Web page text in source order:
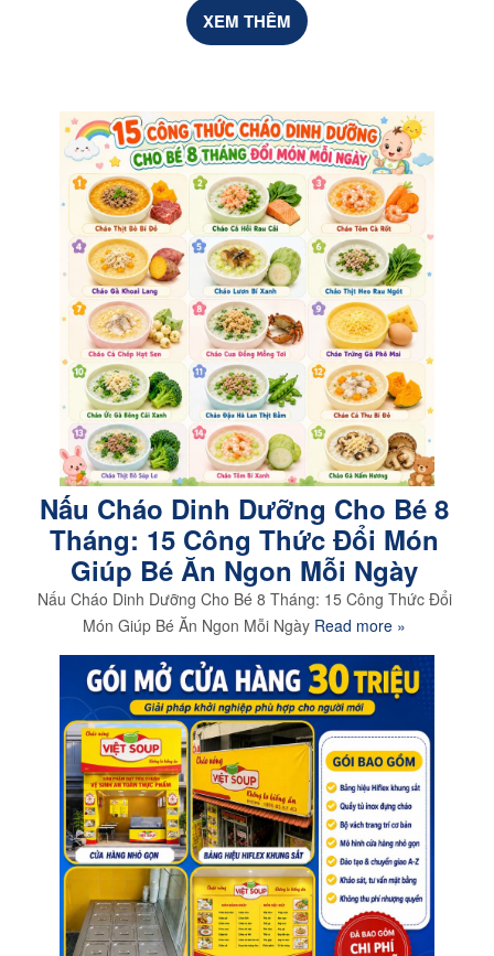
XEM THÊM
Nấu Cháo Dinh Dưỡng Cho Bé 8
Tháng: 15 Công Thức Đổi Món
Giúp Bé Ăn Ngon Mỗi Ngày
Nấu Cháo Dinh Dưỡng Cho Bé 8 Tháng: 15 Công Thức Đổi
Món Giúp Bé Ăn Ngon Mỗi Ngày Read more »